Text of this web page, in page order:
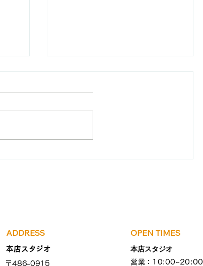
ADDRESS
本店スタジオ
〒486-0915
OPEN TIMES
本店スタジオ
営業：10:00~20:00